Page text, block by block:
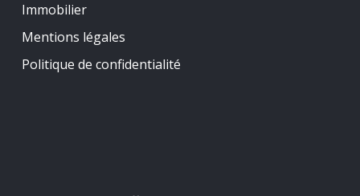
Immobilier
Mentions légales
Politique de confidentialité